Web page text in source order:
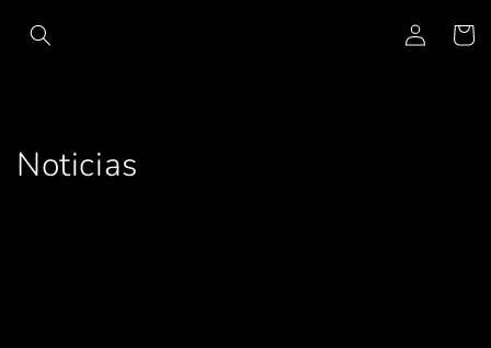
directamente
al contenido
Iniciar
sesión
Carrito
Noticias